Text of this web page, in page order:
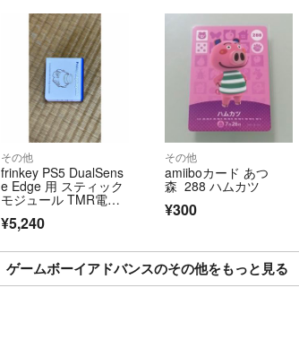
ありが
☦︎︎プロフ
その他
frinkey PS5 DualSens
e Edge 用 スティック
モジュール TMR電磁
式センサー搭載 ドリ
フト対策 交換用
¥5,240
その他
amiiboカード あつ
森 288 ハムカツ
¥300
ゲームボーイアドバンスのその他をもっと見る